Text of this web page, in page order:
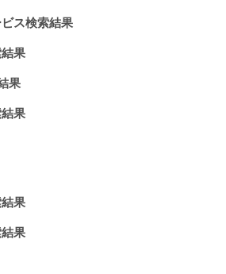
ス検索結果
果
果
果
果
果